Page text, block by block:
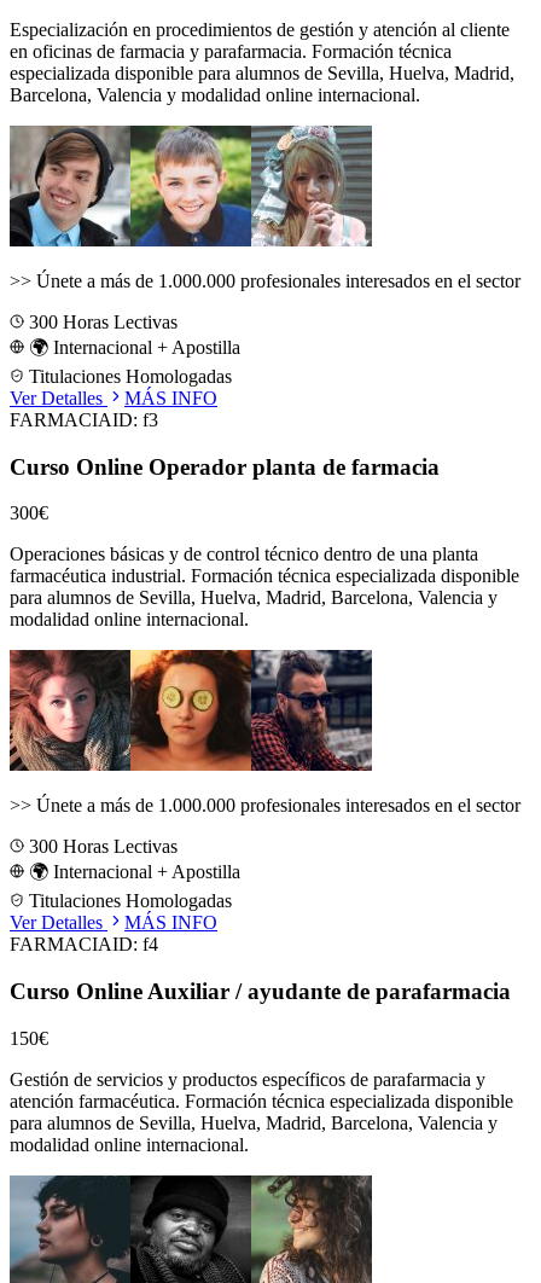
Especialización en procedimientos de gestión y atención al cliente
en oficinas de farmacia y parafarmacia. Formación técnica
especializada disponible para alumnos de Sevilla, Huelva, Madrid,
Barcelona, Valencia y modalidad online internacional.
>> Únete a más de 1.000.000 profesionales interesados en el sector
300 Horas Lectivas
🌍 Internacional + Apostilla
Titulaciones Homologadas
Ver Detalles
MÁS INFO
FARMACIAID: f3
Curso Online Operador planta de farmacia
300€
Operaciones básicas y de control técnico dentro de una planta
farmacéutica industrial. Formación técnica especializada disponible
para alumnos de Sevilla, Huelva, Madrid, Barcelona, Valencia y
modalidad online internacional.
>> Únete a más de 1.000.000 profesionales interesados en el sector
300 Horas Lectivas
🌍 Internacional + Apostilla
Titulaciones Homologadas
Ver Detalles
MÁS INFO
FARMACIAID: f4
Curso Online Auxiliar / ayudante de parafarmacia
150€
Gestión de servicios y productos específicos de parafarmacia y
atención farmacéutica. Formación técnica especializada disponible
para alumnos de Sevilla, Huelva, Madrid, Barcelona, Valencia y
modalidad online internacional.